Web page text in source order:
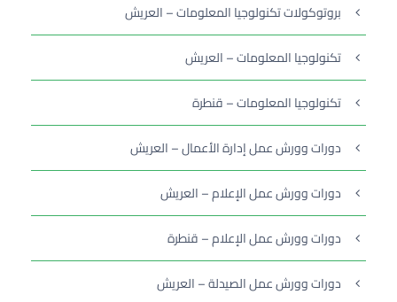
بروتوكولات تكنولوجيا المعلومات – العريش
تكنولوجيا المعلومات – العريش
تكنولوجيا المعلومات – قنطرة
دورات وورش عمل إدارة الأعمال – العريش
دورات وورش عمل الإعلام – العريش
دورات وورش عمل الإعلام – قنطرة
دورات وورش عمل الصيدلة – العريش